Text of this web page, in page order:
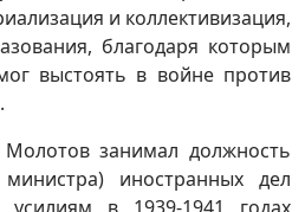
и коллективизация,
благодаря которым
выстоять в войне против
занимал должность
иностранных дел
усилиям в 1939-1941 годах